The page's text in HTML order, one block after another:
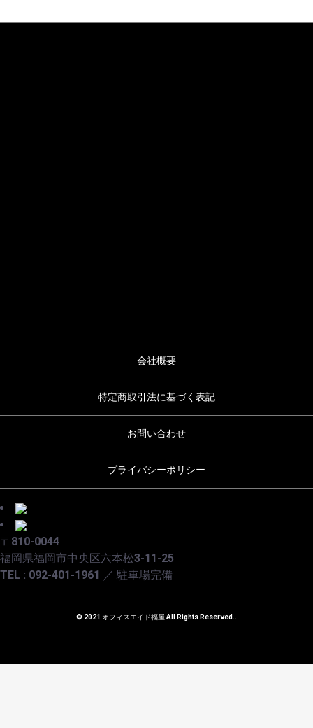
会社概要
特定商取引法に基づく表記
お問い合わせ
プライバシーポリシー
〒810-0044
福岡県福岡市中央区六本松3-11-25
TEL : 092-401-1961 ／ 駐車場完備
© 2021 オフィスエイド福屋 All Rights Reserved..